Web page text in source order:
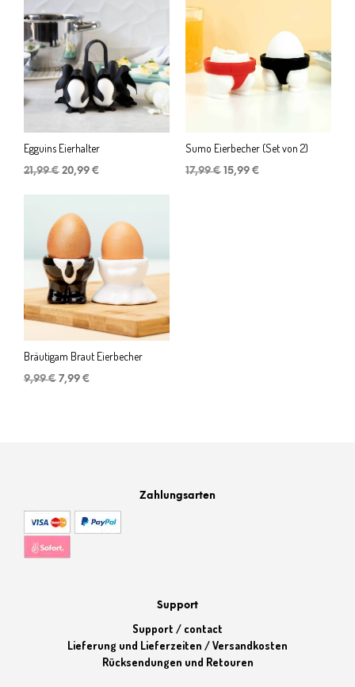
Egguins Eierhalter
21,99€ Ursprünglicher
war:
21,99 €
20,99 €
ist:
Sumo Eierbecher (Set von 2)
17,99€ Ursprünglicher
15,99 €
Bräutigam Braut Eierbecher
9,99€ Ursprünglicher
7,99 €
Zahlungsarten
Support
Support / contact
Lieferung und Lieferzeiten / Versandkosten
Rücksendungen und Retouren